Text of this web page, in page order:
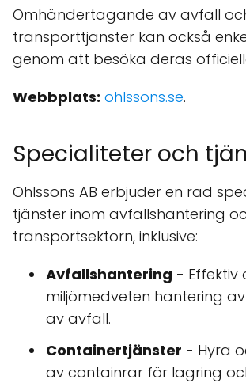
Omhändertagande av avfall
transporttjänster kan också
genom att besöka deras
Webbplats: ohlssons.se.
Specialiteter och
Ohlssons AB erbjuder en rad
tjänster inom avfallshantering
transportsektorn, inklusive:
Avfallshantering - Effektiv
miljömedveten hantering
av avfall.
Containertjänster - Hyra
av containrar för lagring